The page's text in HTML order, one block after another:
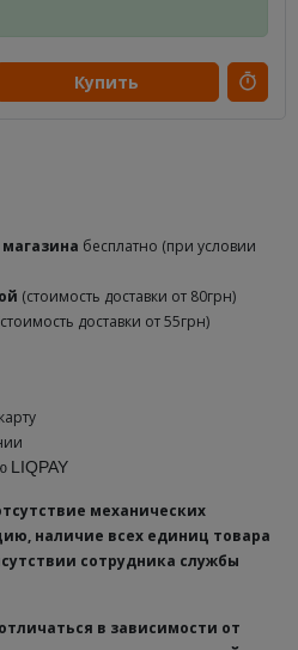
Купить
бесплатно (при условии
(стоимость доставки от 80грн)
доставки от 55грн)
LIQPAY
механических
наличие всех единиц товара
сотрудника службы
в зависимости от